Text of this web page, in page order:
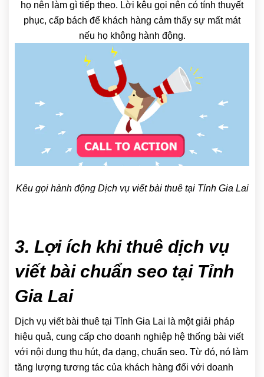
họ nên làm gì tiếp theo. Lời kêu gọi nên có tính thuyết
phục, cấp bách để khách hàng cảm thấy sự mất mát
nếu họ không hành động.
Kêu gọi hành động Dịch vụ viết bài thuê tại Tỉnh Gia Lai
3. Lợi ích khi thuê dịch vụ
viết bài chuẩn seo tại Tỉnh
Gia Lai
Dịch vụ viết bài thuê tại Tỉnh Gia Lai là một giải pháp
hiệu quả, cung cấp cho doanh nghiệp hệ thống bài viết
với nội dung thu hút, đa dạng, chuẩn seo. Từ đó, nó làm
tăng lượng tương tác của khách hàng đối với doanh